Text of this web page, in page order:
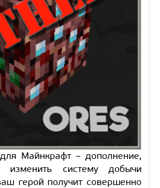
Майнкрафт – дополнение,
изменить систему добычи
герой получит совершенно